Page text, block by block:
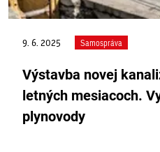
9. 6. 2025 Samospráva
Výstavba novej
letných mesiacoch.
plynovody